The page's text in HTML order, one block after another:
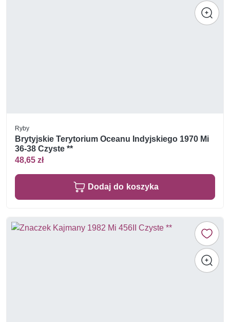
Ryby
Brytyjskie Terytorium Oceanu Indyjskiego 1970 Mi
36-38 Czyste **
48,65 zł
Dodaj do koszyka